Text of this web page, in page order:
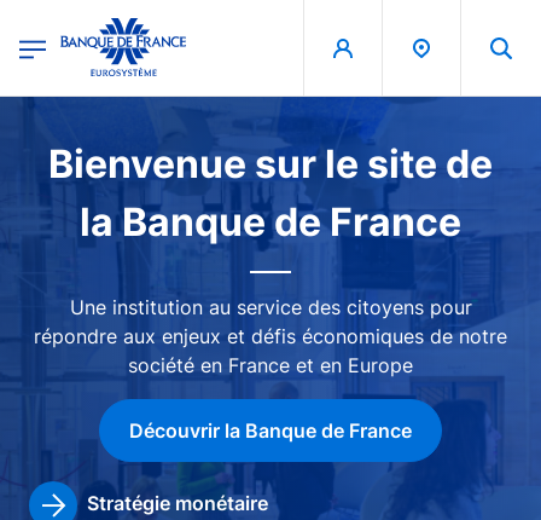
Banque de France - Menu Principal
Bienvenue sur le site de
la Banque de France
Une institution au service des citoyens pour
répondre aux enjeux et défis économiques de notre
société en France et en Europe
Découvrir la Banque de France
Stratégie monétaire